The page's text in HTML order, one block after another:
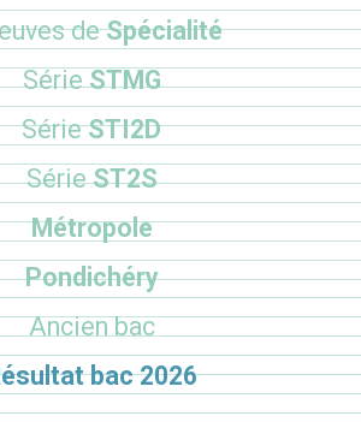
deSpécialité
SérieSTMG
SérieSTI2D
SérieST2S
Métropole
Pondichéry
Ancien bac
bac 2026